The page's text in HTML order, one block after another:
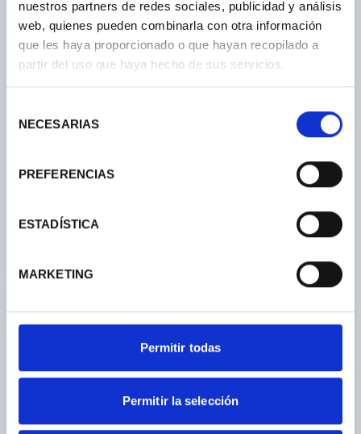
nuestros partners de redes sociales, publicidad y análisis
web, quienes pueden combinarla con otra información
que les haya proporcionado o que hayan recopilado a
partir del uso que haya hecho de sus servicios.
NECESARIAS
PREFERENCIAS
ESTADÍSTICA
MARKETING
Permitir todas
Permitir la selección
Estante Madera Alistonado
REF. 87028610
Tablero Alistonado Abeto
REF. 87029000
2000x500x18mm
2000x600x18mm